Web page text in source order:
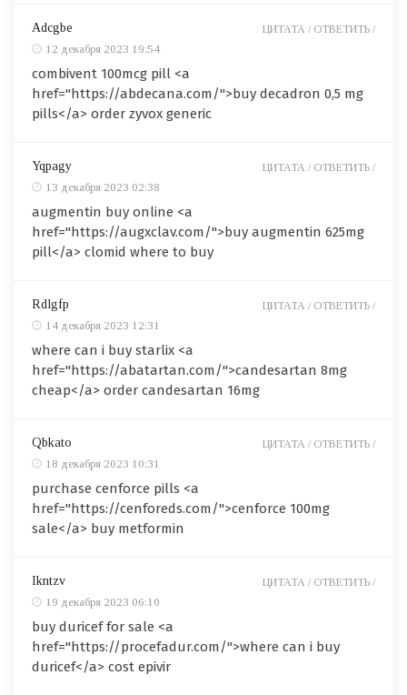
Adcgbe
12 декабря 2023 19:54
combivent 100mcg pill <a
href="https://abdecana.com/">buy decadron 0,5 mg
pills</a> order zyvox generic
ЦИТАТА / ОТВЕТИТЬ /
Yqpagy
13 декабря 2023 02:38
augmentin buy online <a
href="https://augxclav.com/">buy augmentin 625mg
pill</a> clomid where to buy
ЦИТАТА / ОТВЕТИТЬ /
Rdlgfp
14 декабря 2023 12:31
where can i buy starlix <a
href="https://abatartan.com/">candesartan 8mg
cheap</a> order candesartan 16mg
ЦИТАТА / ОТВЕТИТЬ /
Qbkato
18 декабря 2023 10:31
purchase cenforce pills <a
href="https://cenforeds.com/">cenforce 100mg
sale</a> buy metformin
ЦИТАТА / ОТВЕТИТЬ /
Ikntzv
19 декабря 2023 06:10
buy duricef for sale <a
href="https://procefadur.com/">where can i buy
duricef</a> cost epivir
ЦИТАТА / ОТВЕТИТЬ /